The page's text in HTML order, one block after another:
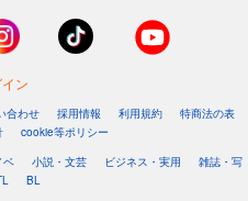
ン
合わせ 採用情報 利用規約
特商法の表
cookie等ポリシー
ベ 小説・文芸 ビジネス・実用
雑誌・写
BL